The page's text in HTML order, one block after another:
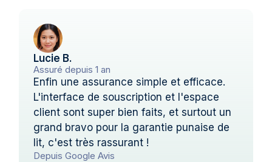
Lucie B.
Assuré depuis 1 an
Enfin une assurance simple et efficace.
L'interface de souscription et l'espace
client sont super bien faits, et surtout un
grand bravo pour la garantie punaise de
lit, c'est très rassurant !
Depuis Google Avis